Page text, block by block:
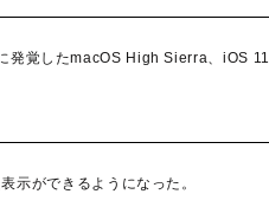
発覚したmacOS High Sierra、iOS 11
示ができるようになった。